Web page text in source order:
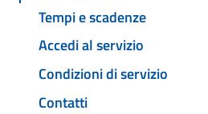
Tempi e scadenze
Accedi al servizio
Condizioni di servizio
Contatti